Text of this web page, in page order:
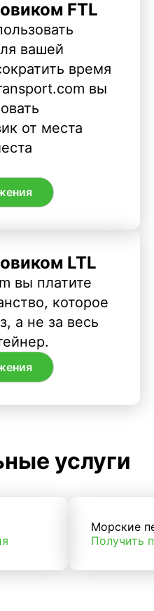
FTL
вашей
время
вы
от места
LTL
вы платите
которое
а не за весь
услуги
Морские
Получить